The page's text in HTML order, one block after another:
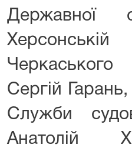
Державної
Херсонській
Черкаського
Сергій
Служби
Анатолій